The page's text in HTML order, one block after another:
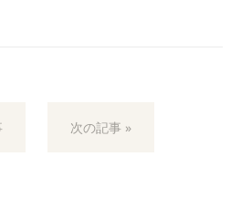
次の記事 »